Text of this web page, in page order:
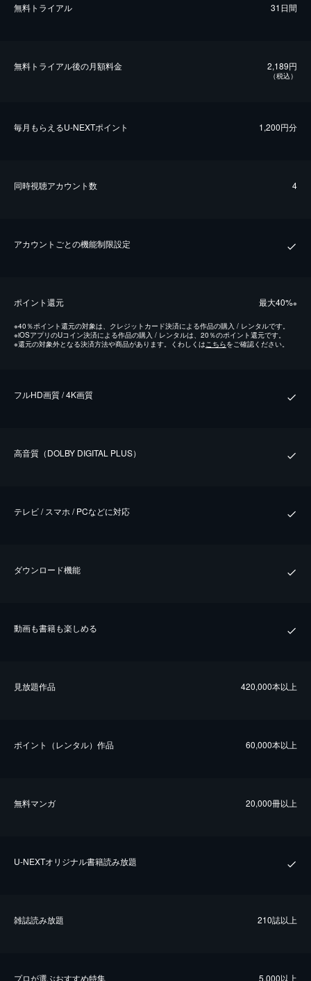
無料トライアル 31日間
無料トライアル後の⽉額料金 2,189円
（税込）
毎⽉もらえるU-NEXTポイント 1,200円分
同時視聴アカウント数 4
アカウントごとの機能制限設定
ポイント還元 最⼤40%※
※40％ポイント還元の対象は、クレジットカード決済による作品の購入 / レンタルです。
※iOSアプリのUコイン決済による作品の購入 / レンタルは、20％のポイント還元です。
※還元の対象外となる決済方法や商品があります。くわしくはこちらをご確認ください。
フルHD画質 / 4K画質
⾼⾳質（DOLBY DIGITAL PLUS）
テレビ / スマホ / PCなどに対応
ダウンロード機能
動画も書籍も楽しめる
⾒放題作品 420,000本以上
ポイント（レンタル）作品 60,000本以上
無料マンガ 20,000冊以上
U-NEXTオリジナル書籍読み放題
雑誌読み放題 210誌以上
プロが選ぶおすすめ特集 5,000以上